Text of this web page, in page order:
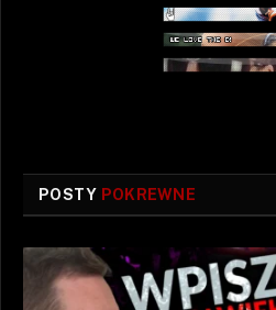
POSTY POKREWNE